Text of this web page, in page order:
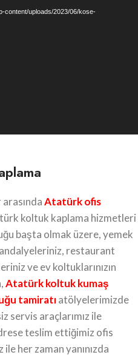
content/uploads/2023/06/kose-
Atatürkofis
koltuk kaplama hizmetleri
başta olmak üzere, yemek
restaurant
ve ev koltuklarınızın
Atatürkkoltuk kumaş
tamiratıatölyelerimizde
servis araçlarımız ile
teslim ettiğimiz ofis
her zaman yanınızda